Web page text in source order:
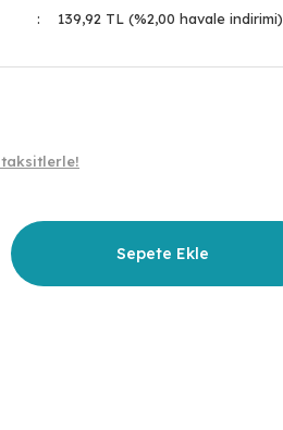
139,92 TL (%2,00 havale indirimi)
Sepete Ekle